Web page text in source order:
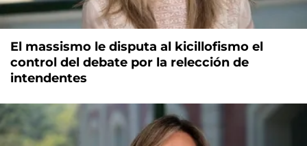
El massismo le disputa al kicillofismo el
control del debate por la relección de
intendentes